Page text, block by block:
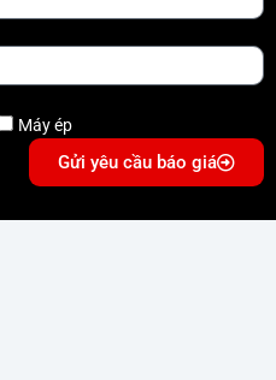
Máy ép
Gửi yêu cầu báo giá